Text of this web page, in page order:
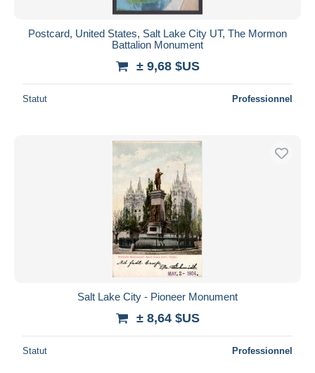
Postcard, United States, Salt Lake City UT, The Mormon
Battalion Monument
± 9,68 $US
Statut Professionnel
Salt Lake City - Pioneer Monument
± 8,64 $US
Statut Professionnel